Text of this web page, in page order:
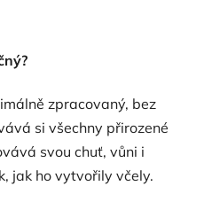
zpracovaný, bez
si všechny přirozené
svou chuť, vůni i
jak ho vytvořily včely.